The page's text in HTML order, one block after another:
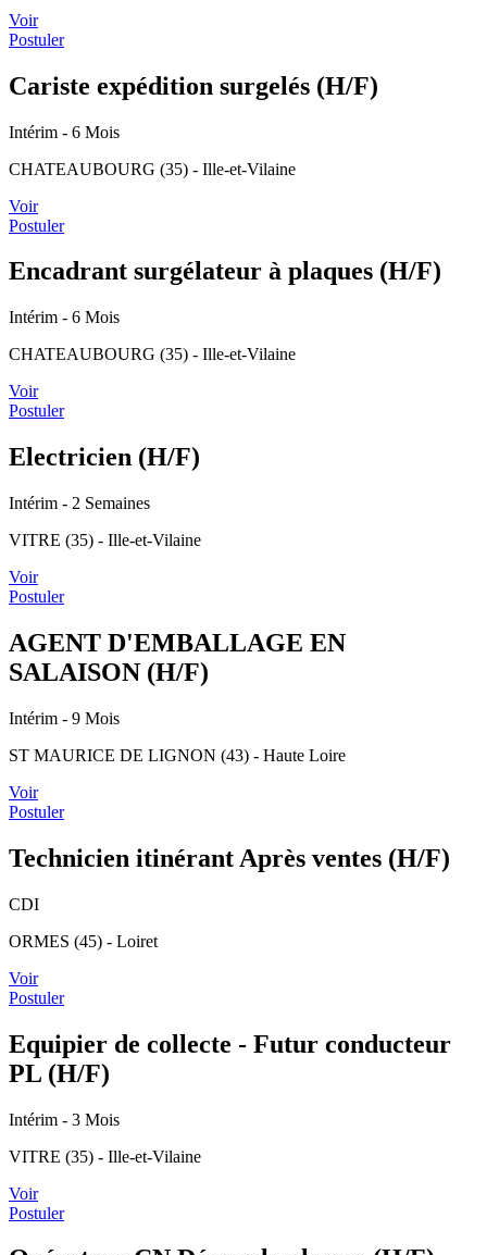
Voir
Postuler
Cariste expédition surgelés (H/F)
Intérim - 6 Mois
CHATEAUBOURG (35) - Ille-et-Vilaine
Voir
Postuler
Encadrant surgélateur à plaques (H/F)
Intérim - 6 Mois
CHATEAUBOURG (35) - Ille-et-Vilaine
Voir
Postuler
Electricien (H/F)
Intérim - 2 Semaines
VITRE (35) - Ille-et-Vilaine
Voir
Postuler
AGENT D'EMBALLAGE EN
SALAISON (H/F)
Intérim - 9 Mois
ST MAURICE DE LIGNON (43) - Haute Loire
Voir
Postuler
Technicien itinérant Après ventes (H/F)
CDI
ORMES (45) - Loiret
Voir
Postuler
Equipier de collecte - Futur conducteur
PL (H/F)
Intérim - 3 Mois
VITRE (35) - Ille-et-Vilaine
Voir
Postuler